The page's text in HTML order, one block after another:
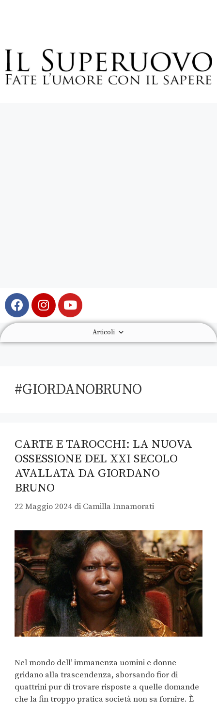
Articoli
#GIORDANOBRUNO
CARTE E TAROCCHI: LA NUOVA
OSSESSIONE DEL XXI SECOLO
AVALLATA DA GIORDANO
BRUNO
22 Maggio 2024 di Camilla Innamorati
Nel mondo dell’ immanenza uomini e donne
gridano alla trascendenza, sborsando fior di
quattrini pur di trovare risposte a quelle domande
che la fin troppo pratica società non sa fornire. È